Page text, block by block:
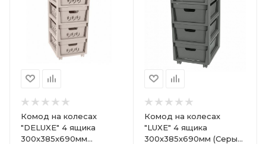
Комод на колесах
"DELUXE" 4 ящика
300х385х690мм
Комод на колесах
"LUXE" 4 ящика
300х385х690мм (Серый)